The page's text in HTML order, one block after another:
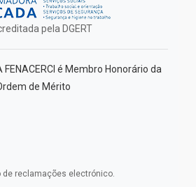
pela DGERT
FENACERCI é Membro Honorário da
de Mérito
de reclamações electrónico.